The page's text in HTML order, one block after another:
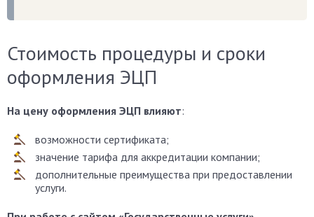
Стоимость процедуры и сроки
оформления ЭЦП
На цену оформления ЭЦП влияют:
возможности сертификата;
значение тарифа для аккредитации компании;
дополнительные преимущества при предоставлении
услуги.